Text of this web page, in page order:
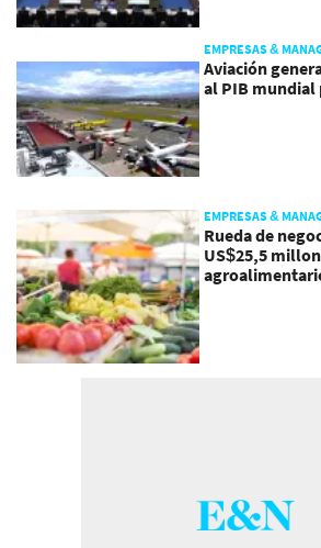
EMPRESAS &
Aviación
al PIB mundial
EMPRESAS &
Rueda de
US$25,5